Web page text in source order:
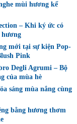
nhìn của Creed
mùi hương kể
– Khi ký ức có
mới tại sự kiện Pop-
Pink
Degli Agrumi – Bộ
của mùa hè
sáng mùa nắng cùng
bằng hương thơm